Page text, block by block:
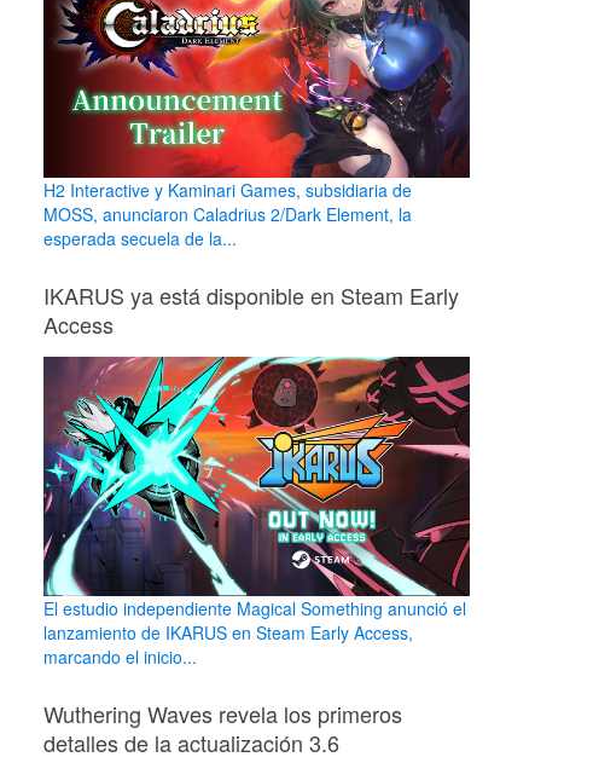
H2 Interactive y Kaminari Games, subsidiaria de
MOSS, anunciaron Caladrius 2/Dark Element, la
esperada secuela de la...
IKARUS ya está disponible en Steam Early
Access
El estudio independiente Magical Something anunció el
lanzamiento de IKARUS en Steam Early Access,
marcando el inicio...
Wuthering Waves revela los primeros
detalles de la actualización 3.6